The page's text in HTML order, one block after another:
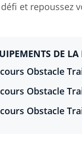
et repoussez
DE
Obstacle
Obstacle
Obstacle